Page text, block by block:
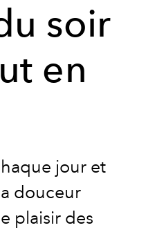
soir
en
jour et
douceur
plaisir des